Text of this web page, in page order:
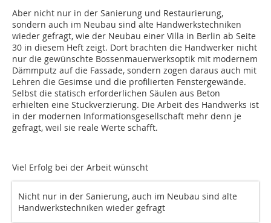
Aber nicht nur in der Sanierung und Restaurierung,
sondern auch im Neubau sind alte Handwerkstechniken
wieder gefragt, wie der Neubau einer Villa in Berlin ab Seite
30 in diesem Heft zeigt. Dort brachten die Handwerker nicht
nur die gewünschte Bossenmauerwerksoptik mit modernem
Dämmputz auf die Fassade, sondern zogen daraus auch mit
Lehren die Gesimse und die profilierten Fenstergewände.
Selbst die statisch erforderlichen Säulen aus Beton
erhielten eine Stuckverzierung. Die Arbeit des Handwerks ist
in der modernen Informationsgesellschaft mehr denn je
gefragt, weil sie reale Werte schafft.
Viel Erfolg bei der Arbeit wünscht
Nicht nur in der Sanierung, auch im Neubau sind alte
Handwerkstechniken wieder gefragt